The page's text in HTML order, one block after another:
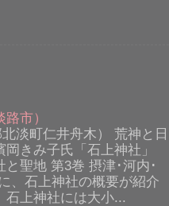
市）
淡町仁井舟木） 荒神と日
きみ子氏「石上神社」
と聖地 第3巻 摂津･河内･
、石上神社の概要が紹介
石上神社には大小...